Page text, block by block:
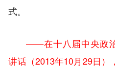
式。
——在十八届中央政
讲话（2013年10月29日）